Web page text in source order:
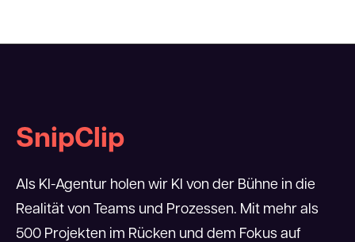
SnipClip
Als KI-Agentur holen wir KI von der Bühne in die
Realität von Teams und Prozessen. Mit mehr als
500 Projekten im Rücken und dem Fokus auf